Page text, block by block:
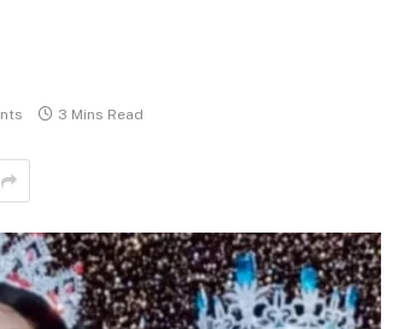
3 Mins Read